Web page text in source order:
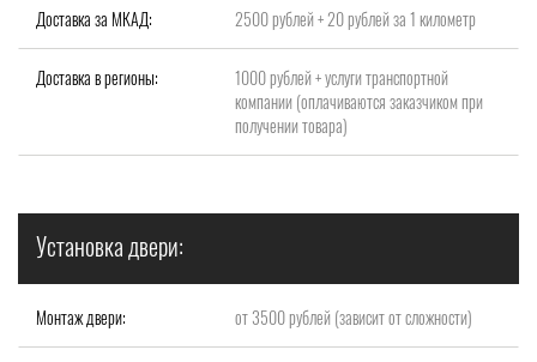
Доставка за МКАД: 2500 рублей + 20 рублей за 1 километр
Доставка в регионы:
1000 рублей + услуги транспортной
компании (оплачиваются заказчиком при
получении товара)
Установка двери:
Монтаж двери: от 3500 рублей (зависит от сложности)